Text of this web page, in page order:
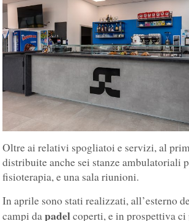
Oltre ai relativi spogliatoi e servizi, al
distribuite anche sei stanze ambulatoriali
fisioterapia, e una sala riunioni.
In aprile sono stati realizzati, all’esterno
campi dapadelcoperti, e in prospettiva ci